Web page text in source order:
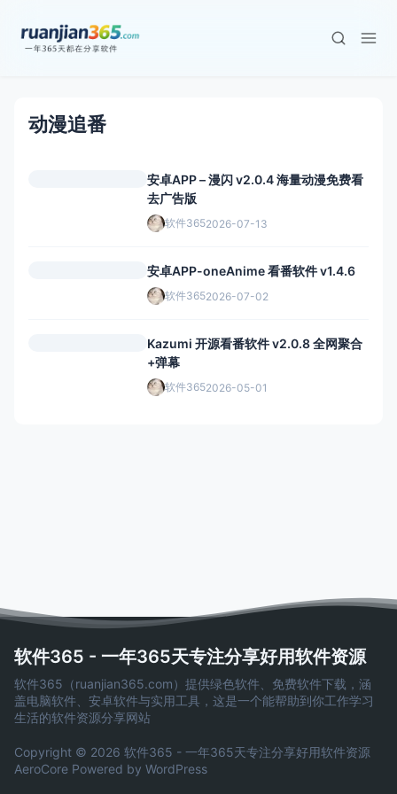
动漫追番
安卓APP – 漫闪 v2.0.4 海量动漫免费看
去广告版
软件3652026-07-13
安卓APP-oneAnime 看番软件 v1.4.6
软件3652026-07-02
Kazumi 开源看番软件 v2.0.8 全网聚合
+弹幕
软件3652026-05-01
软件365 - 一年365天专注分享好用软件资源
软件365（ruanjian365.com）提供绿色软件、免费软件下载，涵
盖电脑软件、安卓软件与实用工具，这是一个能帮助到你工作学习
生活的软件资源分享网站
Copyright © 2026 软件365 - 一年365天专注分享好用软件资源
AeroCore Powered by WordPress